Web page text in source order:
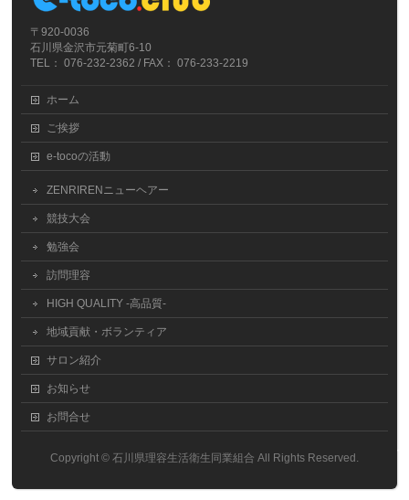
〒920-0036
石川県金沢市元菊町6-10
TEL： 076-232-2362 / FAX： 076-233-2219
ホーム
ご挨拶
e-tocoの活動
ZENRIRENニューヘアー
競技大会
勉強会
訪問理容
HIGH QUALITY -高品質-
地域貢献・ボランティア
サロン紹介
お知らせ
お問合せ
Copyright © 石川県理容生活衛生同業組合 All Rights Reserved.